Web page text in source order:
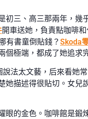
初三、高三那兩年，幾
開車送她，負責點咖啡
有書童倒貼錢？ Skoda
個極端，都成了她追求
法太文藝，后來看她
她描述得很貼切。女
的金色。咖啡館是鍛